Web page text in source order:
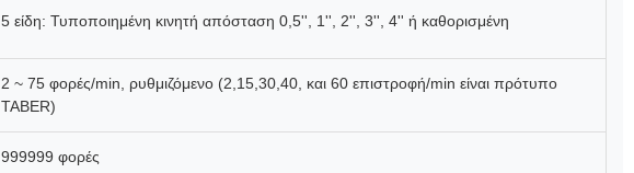
5 είδη: Τυποποιημένη κινητή απόσταση 0,5'', 1'', 2'', 3'', 4'' ή καθορισμένη
2 ~ 75 φορές/min, ρυθμιζόμενο (2,15,30,40, και 60 επιστροφή/min είναι πρότυπο
TABER)
999999 φορές